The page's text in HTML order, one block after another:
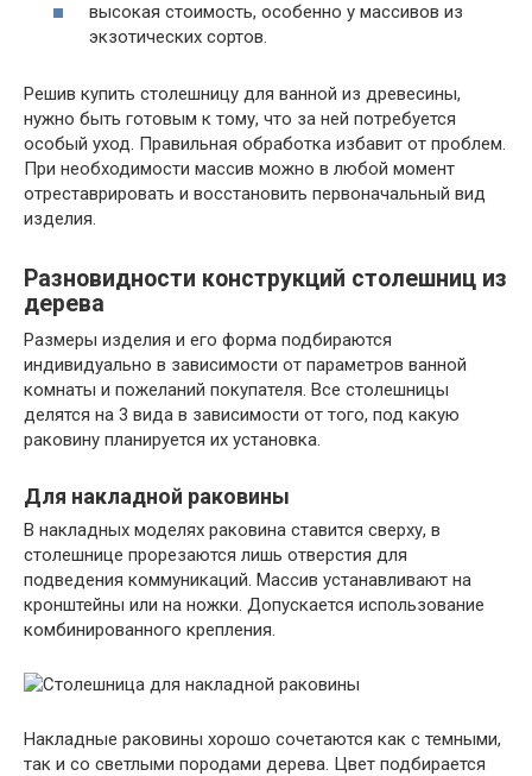
высокая стоимость, особенно у массивов из
экзотических сортов.
Решив купить столешницу для ванной из древесины,
нужно быть готовым к тому, что за ней потребуется
особый уход. Правильная обработка избавит от проблем.
При необходимости массив можно в любой момент
отреставрировать и восстановить первоначальный вид
изделия.
Разновидности конструкций столешниц из
дерева
Размеры изделия и его форма подбираются
индивидуально в зависимости от параметров ванной
комнаты и пожеланий покупателя. Все столешницы
делятся на 3 вида в зависимости от того, под какую
раковину планируется их установка.
Для накладной раковины
В накладных моделях раковина ставится сверху, в
столешнице прорезаются лишь отверстия для
подведения коммуникаций. Массив устанавливают на
кронштейны или на ножки. Допускается использование
комбинированного крепления.
Накладные раковины хорошо сочетаются как с темными,
так и со светлыми породами дерева. Цвет подбирается